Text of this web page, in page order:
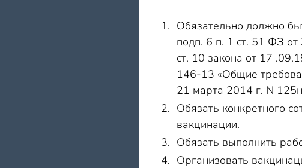
Обязательно должно
подп. 6 п. 1 ст. 51 ФЗ
ст. 10 закона от 17
146-13 «Общие
21 марта 2014 г. N
Обязать конкретного
вакцинации.
Обязать выполнить
Организовать